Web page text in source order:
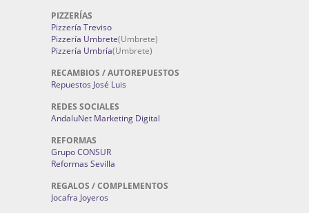
PIZZERÍAS
Pizzería Treviso
Pizzería Umbrete(Umbrete)
Pizzería Umbría(Umbrete)
RECAMBIOS / AUTOREPUESTOS
Repuestos José Luis
REDES SOCIALES
AndaluNet Marketing Digital
REFORMAS
Grupo CONSUR
Reformas Sevilla
REGALOS / COMPLEMENTOS
Jocafra Joyeros